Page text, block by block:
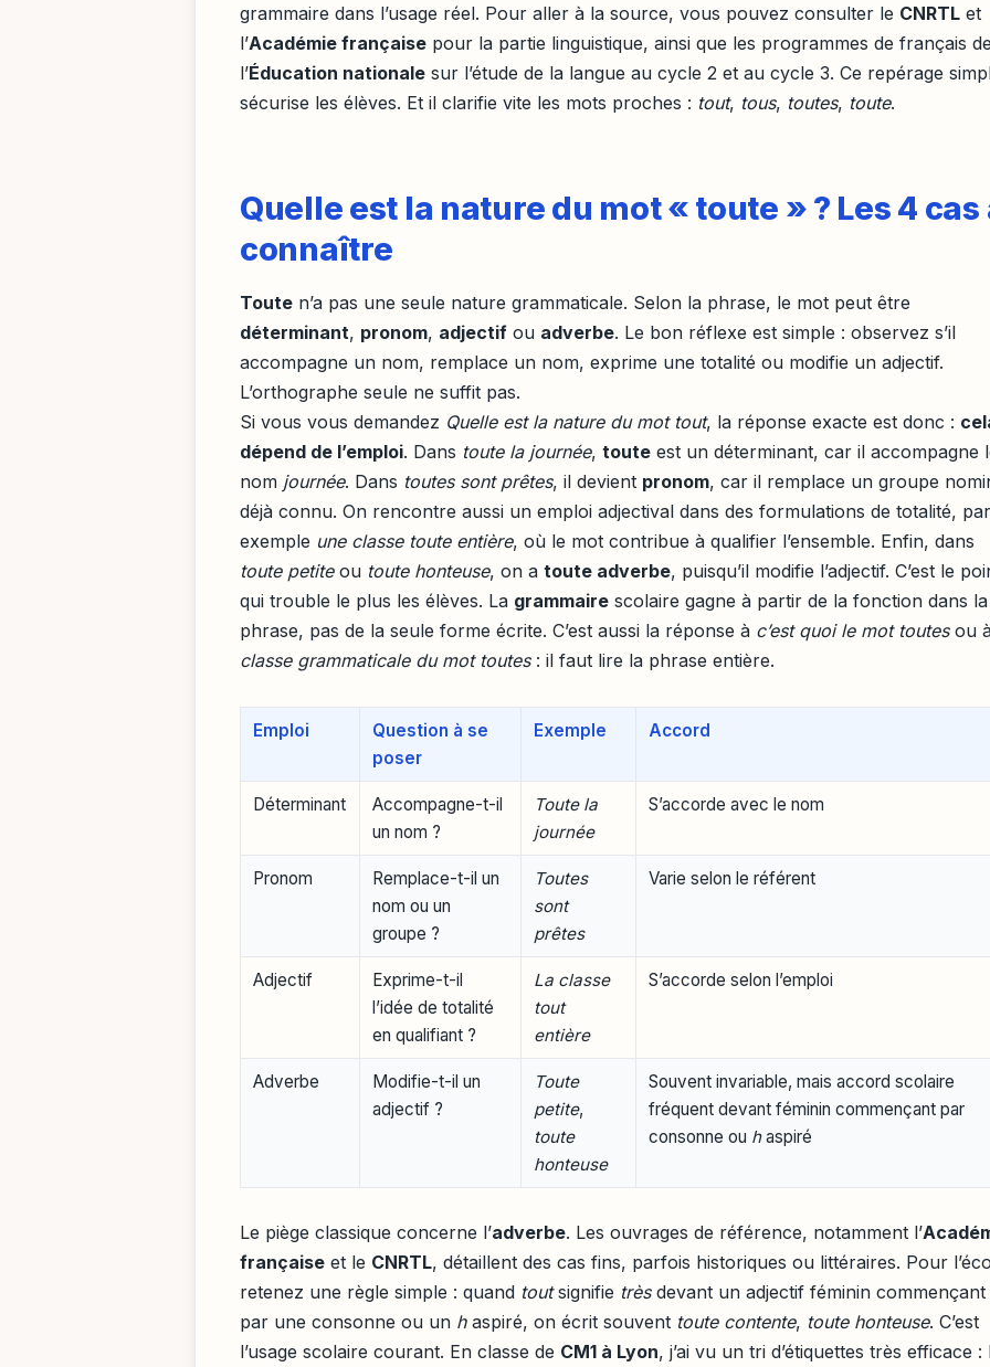
grammaire dans l’usage réel. Pour aller à la source, vous pouvez consulter le CNRTL et
l’Académie française pour la partie linguistique, ainsi que les programmes de français de
l’Éducation nationale sur l’étude de la langue au cycle 2 et au cycle 3. Ce repérage
sécurise les élèves. Et il clarifie vite les mots proches : tout, tous, toutes, toute.
Quelle est la nature du mot « toute » ? Les 4 cas
connaître
Toute n’a pas une seule nature grammaticale. Selon la phrase, le mot peut être
déterminant, pronom, adjectif ou adverbe. Le bon réflexe est simple : observez s’il
accompagne un nom, remplace un nom, exprime une totalité ou modifie un adjectif.
L’orthographe seule ne suffit pas.
Si vous vous demandez Quelle est la nature du mot tout, la réponse exacte est donc :
dépend de l’emploi. Dans toute la journée, toute est un déterminant, car il accompagne
nom journée. Dans toutes sont prêtes, il devient pronom, car il remplace un groupe
déjà connu. On rencontre aussi un emploi adjectival dans des formulations de totalité, par
exemple une classe toute entière, où le mot contribue à qualifier l’ensemble. Enfin, dans
toute petiteou toute honteuse, on a toute adverbe, puisqu’il modifie l’adjectif. C’est le
qui trouble le plus les élèves. La grammaire scolaire gagne à partir de la fonction dans la
phrase, pas de la seule forme écrite. C’est aussi la réponse à c’est quoi le mot toutesou
classe grammaticale du mot toutes: il faut lire la phrase entière.
Emploi
Question à se
poser
Exemple Accord
Déterminant
Accompagne-t-il
un nom ?
Toute la
journée
S’accorde avec le nom
Pronom
Remplace-t-il un
nom ou un
groupe ?
Toutes
sont
prêtes
Varie selon le référent
Adjectif
Exprime-t-il
l’idée de totalité
en qualifiant ?
La classe
tout
entière
S’accorde selon l’emploi
Adverbe
Modifie-t-il un
adjectif ?
Toute
petite,
toute
honteuse
Souvent invariable, mais accord scolaire
fréquent devant féminin commençant par
consonne ou haspiré
Le piège classique concerne l’adverbe. Les ouvrages de référence, notamment l’
française et le CNRTL, détaillent des cas fins, parfois historiques ou littéraires. Pour
retenez une règle simple : quand toutsignifie trèsdevant un adjectif féminin commençant
par une consonne ou un haspiré, on écrit souvent toute contente, toute honteuse. C’est
l’usage scolaire courant. En classe de CM1 à Lyon, j’ai vu un tri d’étiquettes très efficace :